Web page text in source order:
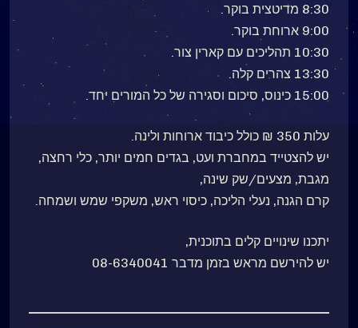
8:30 מדיטצית בוקר.
9:00 ארוחת בוקר.
10:30 תהליכים עם קארין צור.
13:30 צהרים קלה.
15:00 כינוס, סיכום וסגירה של כל המורים יחד.
עלות 350 ₪ כולל כיבוד ארוחות ולינה.
יש להצטייד במחברת ועט, בגדים חמים יותר, כלי רחצה,
מגבת, מצעים/שק שינה,
קרם הגנה, נעלי הליכה, כיסוי ראש, משקפי שמש ושמחה.
יתכנו שינויים קלים בתוכנית,
יש להירשם מראש בזמן מדבר 08-6340041